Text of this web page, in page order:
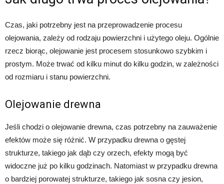
Czas, jaki potrzebny jest na przeprowadzenie procesu
olejowania, zależy od rodzaju powierzchni i użytego oleju. Ogólnie
rzecz biorąc, olejowanie jest procesem stosunkowo szybkim i
prostym. Może trwać od kilku minut do kilku godzin, w zależności
od rozmiaru i stanu powierzchni.
Olejowanie drewna
Jeśli chodzi o olejowanie drewna, czas potrzebny na zauważenie
efektów może się różnić. W przypadku drewna o gęstej
strukturze, takiego jak dąb czy orzech, efekty mogą być
widoczne już po kilku godzinach. Natomiast w przypadku drewna
o bardziej porowatej strukturze, takiego jak sosna czy jesion,